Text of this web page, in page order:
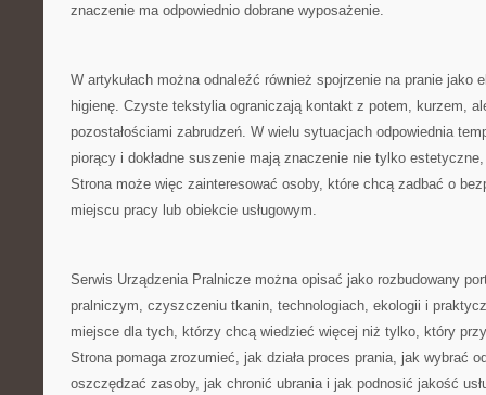
znaczenie ma odpowiednio dobrane wyposażenie.
W artykułach można odnaleźć również spojrzenie na pranie jako
higienę. Czyste tekstylia ograniczają kontakt z potem, kurzem,
pozostałościami zabrudzeń. W wielu sytuacjach odpowiednia
piorący i dokładne suszenie mają znaczenie nie tylko
Strona może więc zainteresować osoby, które chcą zadbać o
miejscu pracy lub obiekcie usługowym.
Serwis Urządzenia Pralnicze można opisać jako rozbudowany
pralniczym, czyszczeniu tkanin, technologiach, ekologii i
miejsce dla tych, którzy chcą wiedzieć więcej niż tylko, który
Strona pomaga zrozumieć, jak działa proces prania, jak wybrać
oszczędzać zasoby, jak chronić ubrania i jak podnosić jakość